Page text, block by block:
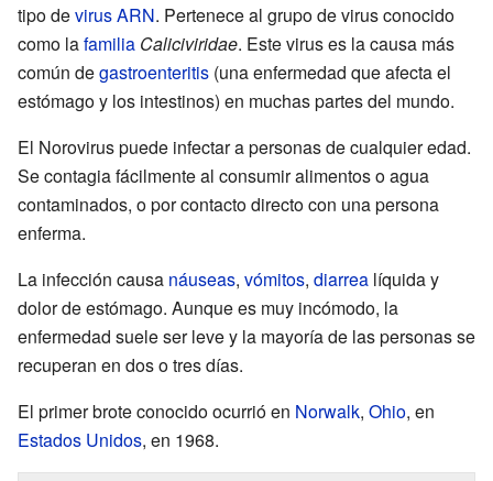
tipo devirusARN. Pertenece al grupo de virus conocido
como lafamilia Caliciviridae. Este virus es la causa más
común degastroenteritis (una enfermedad que afecta el
estómago y los intestinos) en muchas partes del mundo.
El Norovirus puede infectar a personas de cualquier edad.
Se contagia fácilmente al consumir alimentos o agua
contaminados, o por contacto directo con una persona
enferma.
La infección causa náuseas, vómitos, diarrea líquida y
dolor de estómago. Aunque es muy incómodo, la
enfermedad suele ser leve y la mayoría de las personas se
recuperan en dos o tres días.
El primer brote conocido ocurrió en Norwalk, Ohio, en
Estados Unidos, en 1968.